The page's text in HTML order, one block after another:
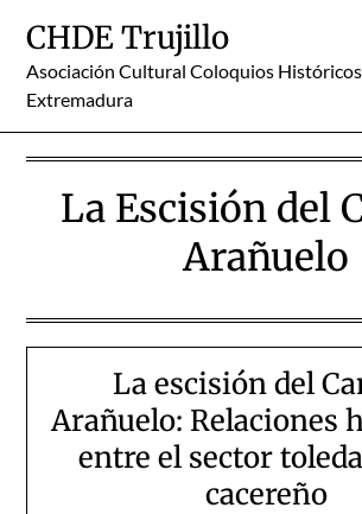
content
CHDE Trujillo
Asociación Cultural Coloquios
Extremadura
La Escisión del
Arañuelo
La escisión del
Arañuelo: Relaciones
entre el sector
cacereño